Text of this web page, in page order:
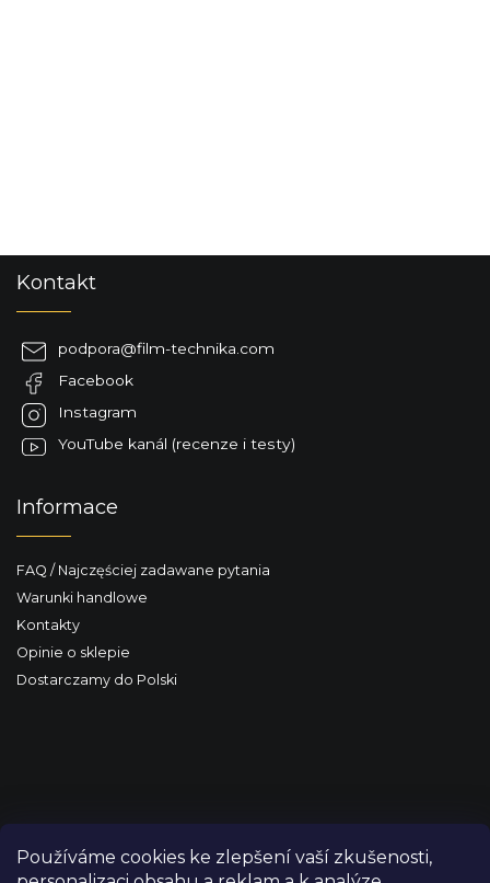
Používáme cookies ke zlepšení vaší zkušenosti,
Kontakt
podpora@film-technika.com
Facebook
Instagram
YouTube kanál (recenze i testy)
Informace
FAQ / Najczęściej zadawane pytania
Warunki handlowe
Kontakty
Opinie o sklepie
Dostarczamy do Polski